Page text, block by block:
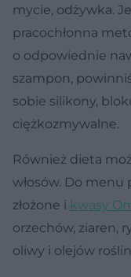
mycie, odżywka.
pracochłonna
o odpowiednie
szampon,
sobie silikony,
ciężkozmywalne.
Również dieta
włosów. Do menu
złożone i kwasy
orzechów, ziaren,
oliwy i olejów